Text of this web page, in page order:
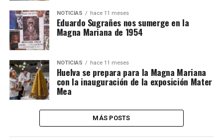
NOTICIAS hace 11 meses
Eduardo Sugrañes nos sumerge en la
Magna Mariana de 1954
NOTICIAS hace 11 meses
Huelva se prepara para la Magna Mariana
con la inauguración de la exposición Mater
Mea
MÁS POSTS